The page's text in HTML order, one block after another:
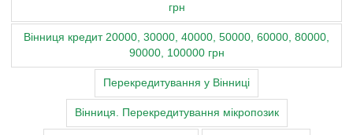
грн
Вінниця кредит 20000, 30000, 40000, 50000, 60000, 80000,
90000, 100000 грн
Перекредитування у Вінниці
Вінниця. Перекредитування мікропозик